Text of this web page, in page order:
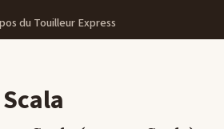
du Touilleur Express